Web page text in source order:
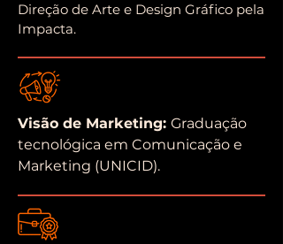
Direção de Arte e Design Gráfico pela
Impacta.
Visão de Marketing: Graduação
tecnológica em Comunicação e
Marketing (UNICID).